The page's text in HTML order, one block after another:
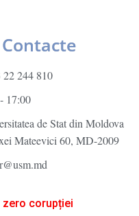
Contacte
22 244 810
17:00
de Stat din Moldova
Mateevici 60, MD-2009
zero corupției